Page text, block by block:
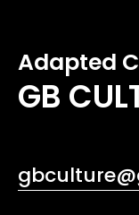
Adapted
GB